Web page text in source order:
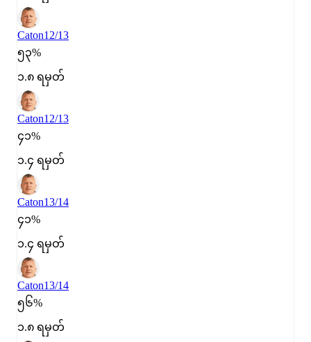
Caton12/13
၅၃%
၁.၈ ရမှတ်
Caton12/13
၄၁%
၁.၄ ရမှတ်
Caton13/14
၄၁%
၁.၄ ရမှတ်
Caton13/14
၅၆%
၁.၈ ရမှတ်